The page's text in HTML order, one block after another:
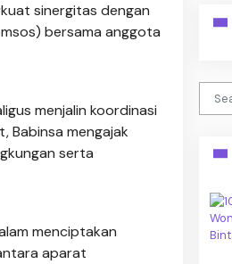
sinergitas dengan
bersama anggota
menjalin koordinasi
Babinsa mengajak
serta
menciptakan
aparat